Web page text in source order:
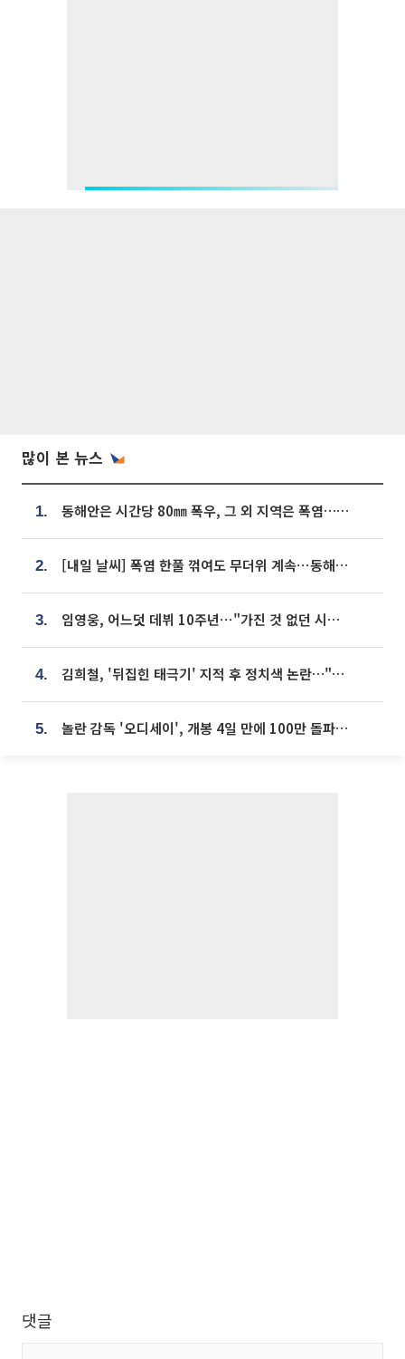
많이 본 뉴스
1. 동해안은 시간당 80㎜ 폭우, 그 외 지역은 폭염…‘극과 극 날씨’
2. [내일 날씨] 폭염 한풀 꺾여도 무더위 계속⋯동해안 이틀 연속 비
3. 임영웅, 어느덧 데뷔 10주년⋯"가진 것 없던 시절, 내 앞엔 20명의 팬뿐"
4. 김희철, '뒤집힌 태극기' 지적 후 정치색 논란…"좌우 떠나 우리나라 국기"
5. 놀란 감독 '오디세이', 개봉 4일 만에 100만 돌파⋯'왕사남' 보다 빠르다
댓글